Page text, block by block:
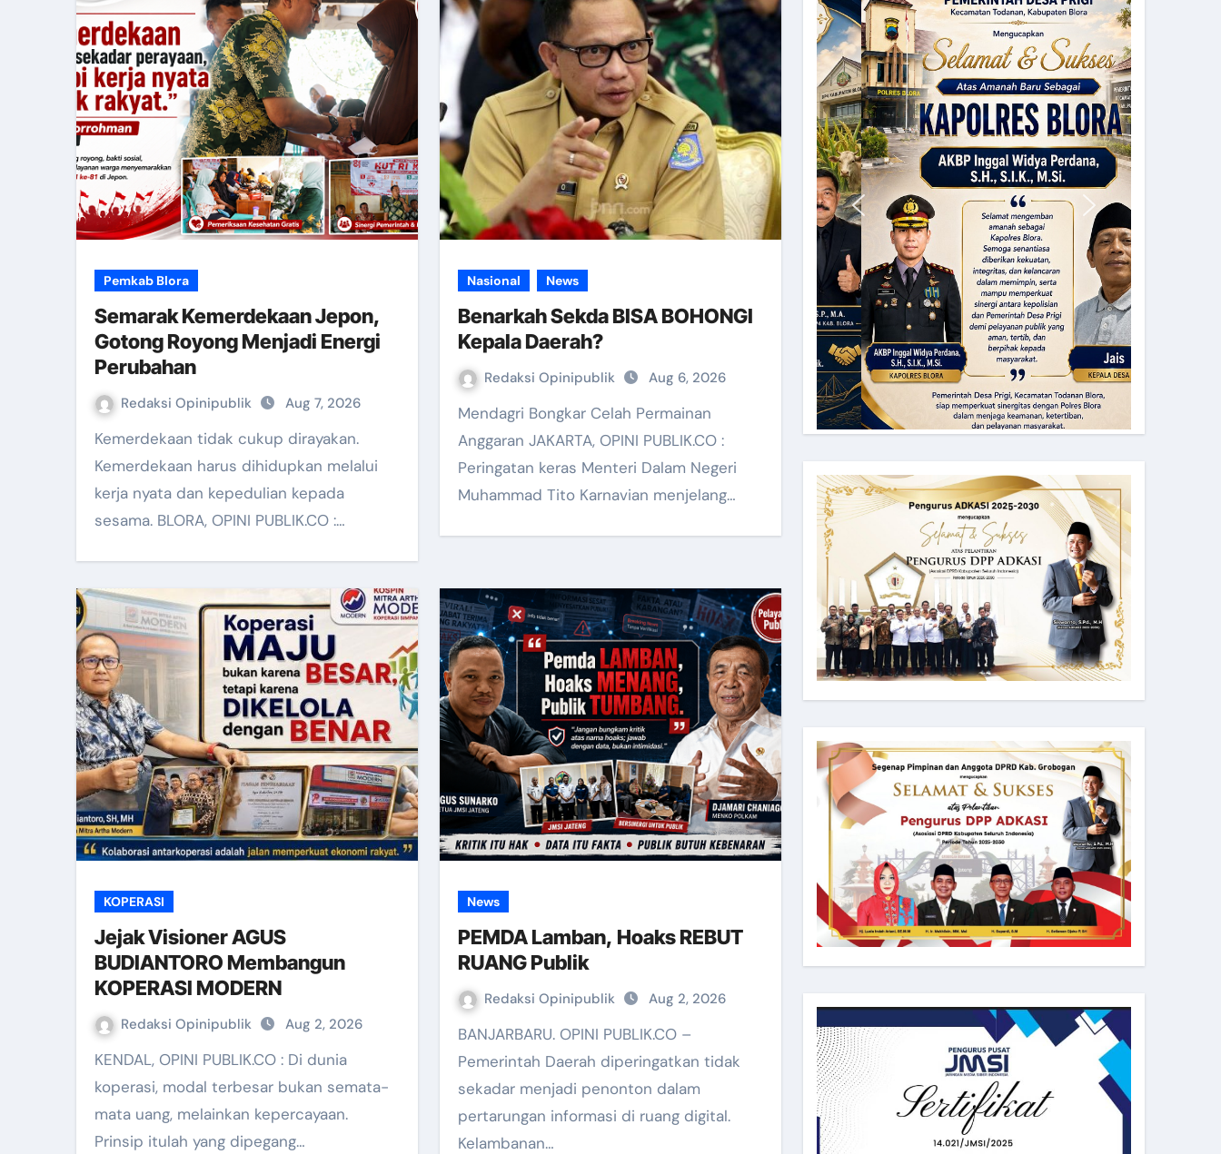
Pemkab Blora
Semarak Kemerdekaan Jepon,
Gotong Royong Menjadi Energi
Perubahan
Redaksi Opinipublik Aug 7, 2026
Kemerdekaan tidak cukup dirayakan.
Kemerdekaan harus dihidupkan melalui
kerja nyata dan kepedulian kepada
sesama. BLORA, OPINI PUBLIK.CO :…
Nasional News
Benarkah Sekda BISA BOHONGI
Kepala Daerah?
Redaksi Opinipublik Aug 6, 2026
Mendagri Bongkar Celah Permainan
Anggaran JAKARTA, OPINI PUBLIK.CO :
Peringatan keras Menteri Dalam Negeri
Muhammad Tito Karnavian menjelang…
KOPERASI
Jejak Visioner AGUS
BUDIANTORO Membangun
KOPERASI MODERN
Redaksi Opinipublik Aug 2, 2026
KENDAL, OPINI PUBLIK.CO : Di dunia
koperasi, modal terbesar bukan semata-
mata uang, melainkan kepercayaan.
Prinsip itulah yang dipegang…
News
PEMDA Lamban, Hoaks REBUT
RUANG Publik
Redaksi Opinipublik Aug 2, 2026
BANJARBARU. OPINI PUBLIK.CO –
Pemerintah Daerah diperingatkan tidak
sekadar menjadi penonton dalam
pertarungan informasi di ruang digital.
Kelambanan…